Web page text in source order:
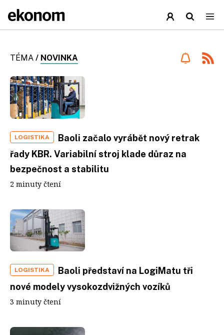
TÉMA / NOVINKA
LOGISTIKA
Baoli začalo vyrábět nový retrak
řady KBR. Variabilní stroj klade důraz na
bezpečnost a stabilitu
2 minuty čtení
LOGISTIKA
Baoli představí na LogiMatu tři
nové modely vysokozdvižných vozíků
3 minuty čtení